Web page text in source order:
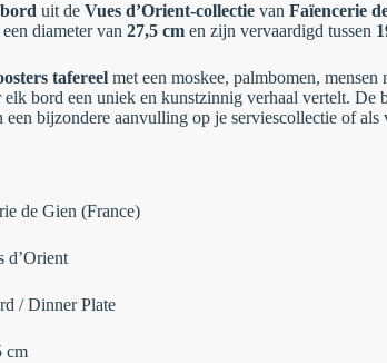
uit de Vues d’Orient-collectie van Faïencerie
diameter van 27,5 cm en zijn vervaardigd tussen
tafereel met een moskee, palmbomen, mensen
bord een uniek en kunstzinnig verhaal vertelt. De
een bijzondere aanvulling op je serviescollectie of als
de Gien (France)
d’Orient
/ Dinner Plate
cm